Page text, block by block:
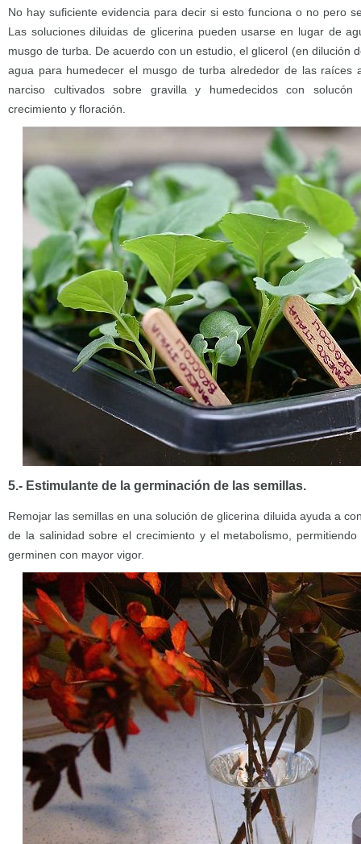
No hay suficiente evidencia para decir si esto funciona o no pero
Las soluciones diluidas de glicerina pueden usarse en lugar de
musgo de turba. De acuerdo con un estudio, el glicerol (en dilución
agua para humedecer el musgo de turba alrededor de las raíces
narciso cultivados sobre gravilla y humedecidos con
crecimiento y floración.
5.- Estimulante de la germinación de las semillas.
Remojar las semillas en una solución de glicerina diluida ayuda a
de la salinidad sobre el crecimiento y el metabolismo,
germinen con mayor vigor.